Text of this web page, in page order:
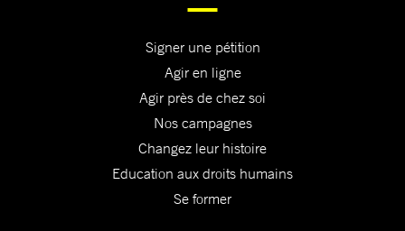
Signer une pétition
Agir en ligne
Agir près de chez soi
Nos campagnes
Changez leur histoire
Education aux droits humains
Se former